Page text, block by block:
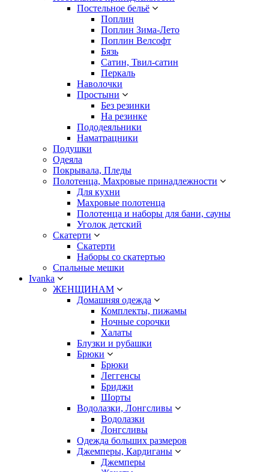
Постельное бельё
Поплин
Поплин Зима-Лето
Поплин Велсофт
Бязь
Сатин, Твил-сатин
Перкаль
Наволочки
Простыни
Без резинки
На резинке
Пододеяльники
Наматрацники
Подушки
Одеяла
Покрывала, Пледы
Полотенца, Махровые принадлежности
Для кухни
Махровые полотенца
Полотенца и наборы для бани, сауны
Уголок детский
Скатерти
Скатерти
Наборы со скатертью
Спальные мешки
Ivanka
ЖЕНЩИНАМ
Домашняя одежда
Комплекты, пижамы
Ночные сорочки
Халаты
Блузки и рубашки
Брюки
Брюки
Леггенсы
Бриджи
Шорты
Водолазки, Лонгсливы
Водолазки
Лонгсливы
Одежда больших размеров
Джемперы, Кардиганы
Джемперы